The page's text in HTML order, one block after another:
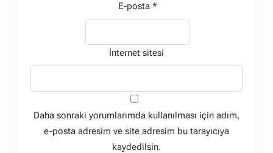
E-posta *
İnternet sitesi
Daha sonraki yorumlarımda kullanılması için adım,
e-posta adresim ve site adresim bu tarayıcıya
kaydedilsin.